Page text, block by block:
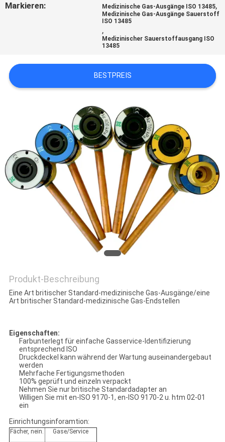
ZITAT
PRIVACY
POLICY
Markieren: Medizinische Gas-Ausgänge ISO 13485,
Medizinische Gas-Ausgänge Sauerstoff
ISO 13485
,
Medizinischer Sauerstoffausgang ISO
13485
BESTPREIS
Produkt-Beschreibung
Eine Art britischer Standard-medizinische Gas-Ausgänge/eine
Art britischer Standard-medizinische Gas-Endstellen
Eigenschaften:
Farbunterlegt für einfache Gasservice-Identifizierung
entsprechend ISO
Druckdeckel kann während der Wartung auseinandergebaut
werden
Mehrfache Fertigungsmethoden
100% geprüft und einzeln verpackt
Nehmen Sie nur britische Standardadapter an
Willigen Sie mit en-ISO 9170-1, en-ISO 9170-2 u. htm 02-01
ein
Einrichtungsinforamtion:
Fächer, nein. Gase/Service